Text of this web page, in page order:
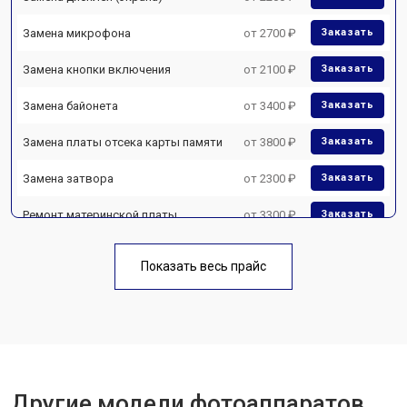
Замена микрофона от 2700 ₽ Заказать
Замена кнопки включения от 2100 ₽ Заказать
Замена байонета от 3400 ₽ Заказать
Замена платы отсека карты памяти от 3800 ₽ Заказать
Замена затвора от 2300 ₽ Заказать
Ремонт материнской платы от 3300 ₽ Заказать
Показать весь прайс